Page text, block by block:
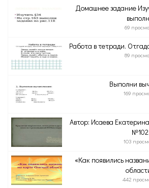
Домашнее задание
69
Работа в тетради.
89
Выполни
169
Автор: Исаева
103
«Как появились
442